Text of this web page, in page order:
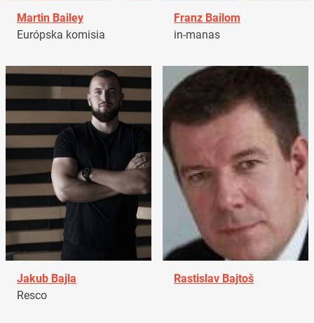
Martin Bailey
Európska komisia
Franz Bailom
in-manas
Jakub Bajla
Resco
Rastislav Bajtoš